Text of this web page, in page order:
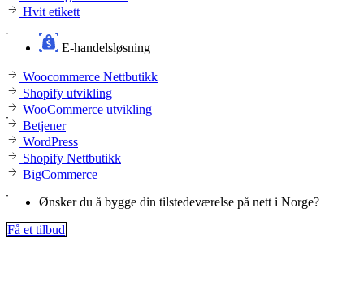
Hvit etikett
E-handelsløsning
Woocommerce Nettbutikk
Shopify utvikling
WooCommerce utvikling
Betjener
WordPress
Shopify Nettbutikk
BigCommerce
Ønsker du å bygge din tilstedeværelse på nett i Norge?
Få et tilbud